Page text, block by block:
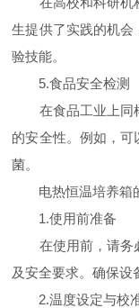
生提供了实践的机会
验技能。
5.食品安全检测
在食品工业上同样
的安全性。例如，可
菌。
电热恒温培养箱
1.使用前准备
在使用前，请务必
及安全要求。确保设
2.温度设定与校